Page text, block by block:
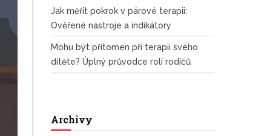
Jak měřit pokrok v párové terapii:
Ověřené nástroje a indikátory
Mohu být přítomen při terapii svého
dítěte? Úplný průvodce rolí rodičů
Archivy